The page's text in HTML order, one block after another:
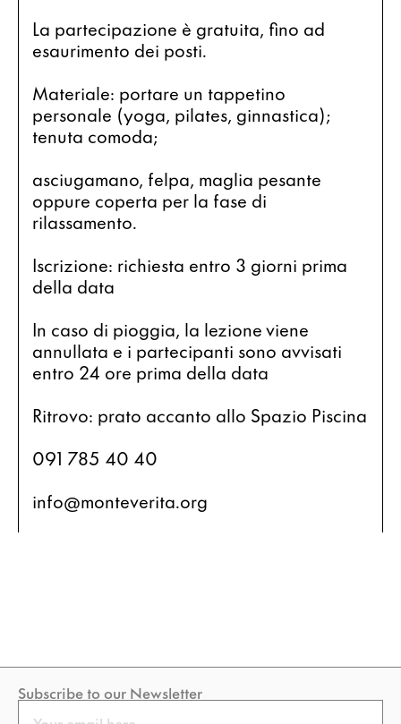
La partecipazione è gratuita, fino ad
esaurimento dei posti.
Materiale: portare un tappetino
personale (yoga, pilates, ginnastica);
tenuta comoda;
asciugamano, felpa, maglia pesante
oppure coperta per la fase di
rilassamento.
Iscrizione: richiesta entro 3 giorni prima
della data
In caso di pioggia, la lezione viene
annullata e i partecipanti sono avvisati
entro 24 ore prima della data
091 785 40 40
info@monteverita.org
Subscribe to our Newsletter